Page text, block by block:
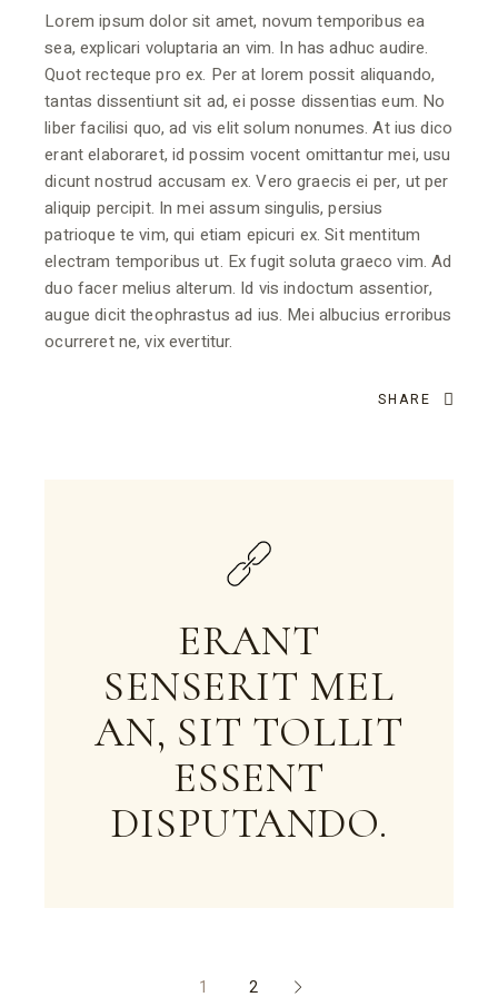
Lorem ipsum dolor sit amet, novum temporibus ea
sea, explicari voluptaria an vim. In has adhuc audire.
Quot recteque pro ex. Per at lorem possit aliquando,
tantas dissentiunt sit ad, ei posse dissentias eum. No
liber facilisi quo, ad vis elit solum nonumes. At ius dico
erant elaboraret, id possim vocent omittantur mei, usu
dicunt nostrud accusam ex. Vero graecis ei per, ut per
aliquip percipit. In mei assum singulis, persius
patrioque te vim, qui etiam epicuri ex. Sit mentitum
electram temporibus ut. Ex fugit soluta graeco vim. Ad
duo facer melius alterum. Id vis indoctum assentior,
augue dicit theophrastus ad ius. Mei albucius erroribus
ocurreret ne, vix evertitur.
SHARE
ERANT
SENSERIT MEL
AN, SIT TOLLIT
ESSENT
DISPUTANDO.
1 2